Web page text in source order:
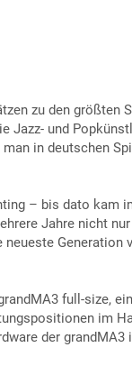
zu den
Jazz- und
in deutschen
– bis dato kam
Jahre nicht
full-size,
im
der